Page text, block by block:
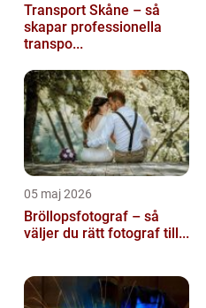
Transport Skåne – så
skapar professionella
transpo...
05 maj 2026
Bröllopsfotograf – så
väljer du rätt fotograf till...